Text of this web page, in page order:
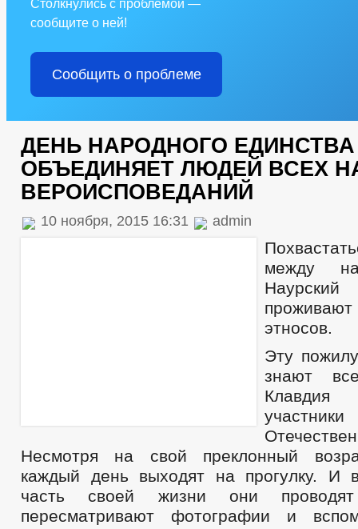
Столкнулись с проблемой —
сообщите о ней!
Сообщить о проблеме
ДЕНЬ НАРОДНОГО ЕДИНСТВА
ОБЪЕДИНЯЕТ ЛЮДЕЙ ВСЕХ
ВЕРОИСПОВЕДАНИЙ
10 ноября, 2015 16:31 admin
между
этносов.
Эту
знают
Несмотря на свой преклонный
каждый день выходят на прогулку. И
часть своей жизни они
пересматривают фотографии и